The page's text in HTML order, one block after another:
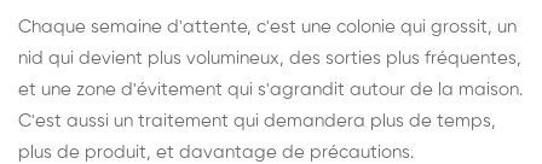
Chaque semaine d'attente, c'est une colonie qui grossit, un
nid qui devient plus volumineux, des sorties plus fréquentes,
et une zone d'évitement qui s'agrandit autour de la maison.
C'est aussi un traitement qui demandera plus de temps,
plus de produit, et davantage de précautions.